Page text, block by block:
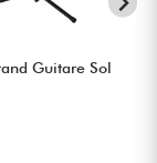
Guitare Sol